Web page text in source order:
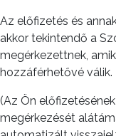
Az előfizetés és
akkor tekintendő a
megérkezettnek,
hozzáférhetővé válik.
(Az Ön
megérkezését